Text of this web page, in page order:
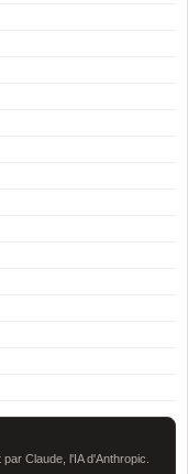
Claude, l'IA d'Anthropic.